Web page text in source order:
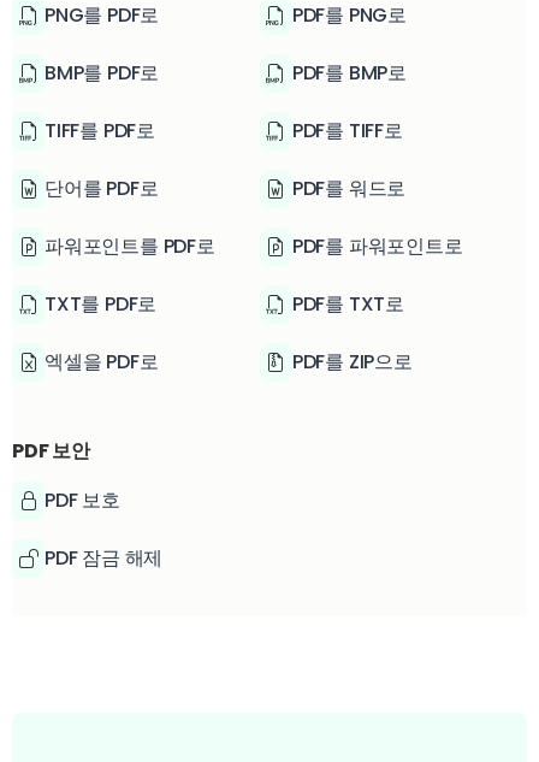
PNG를 PDF로
BMP를 PDF로
TIFF를 PDF로
단어를 PDF로
파워포인트를 PDF로
TXT를 PDF로
엑셀을 PDF로
PDF를 PNG로
PDF를 BMP로
PDF를 TIFF로
PDF를 워드로
PDF를 파워포인트로
PDF를 TXT로
PDF를 ZIP으로
PDF 보안
PDF 보호
PDF 잠금 해제